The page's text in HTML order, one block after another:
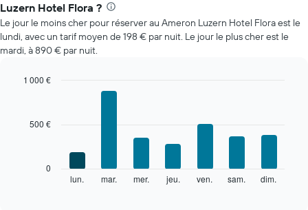
prix
moyen
d'une
chambre
mois
graphique,
indiquent
Luzern Hotel Flora ?
Le jour le moins cher pour réserver au Ameron Luzern Hotel Flora est le
lundi, avec un tarif moyen de 198 € par nuit. Le jour le plus cher est le
mardi, à 890 € par nuit.
lun. mar. mer. jeu. ven. sam. dim.
0
500 €
1 000 €